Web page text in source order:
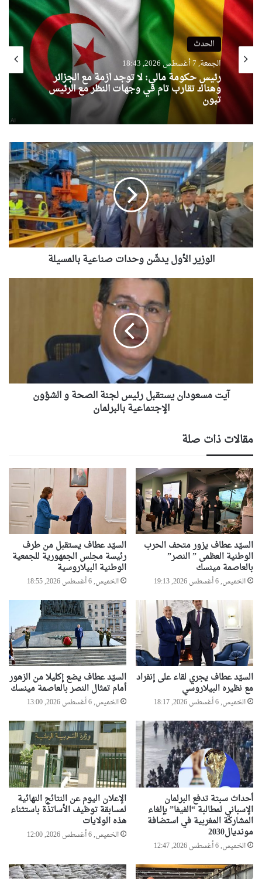
الحدث
الجمعة, 7 أغسطس 2026, 18:43
رئيس حكومة مالي: لا توجد أزمة مع الجزائر
وهناك تقارب تام في وجهات النظر مع الرئيس
تبون
الحدث
الجمعة, 7 أغسطس 2026, 16:49
المغرب يشعل أزمة دبلوماسية بين إسبانيا
وإيطاليا
الوزير
وحدات
صناعية
بالمسيلة
الوزير الأول يدشّن وحدات صناعية بالمسيلة
الإجتماعية
بالبرلمانآيت مسعودان يستقبل رئيس لجنة الصحة و الشؤون
الإجتماعية بالبرلمان
مقالات ذات صلة
السيّد عطاف يزور متحف الحرب
الوطنية العظمى ” النصر”
بالعاصمة مينسك
الخميس, 6 أغسطس 2026, 19:13
السيّد عطاف يستقبل من طرف
رئيسة مجلس الجمهورية للجمعية
الوطنية البيلاروسية
الخميس, 6 أغسطس 2026, 18:55
السيّد عطاف يجري لقاء على إنفراد
مع نظيره البيلاروسي
الخميس, 6 أغسطس 2026, 18:17
السيّد عطاف يضع إكليلا من الزهور
أمام تمثال النصر بالعاصمة مينسك
الخميس, 6 أغسطس 2026, 13:00
أحداث سبتة تدفع البرلمان
الإسباني لمطالبة “الفيفا” بإلغاء
المشاركة المغربية في استضافة
مونديال2030
الخميس, 6 أغسطس 2026, 12:47
الإعلان اليوم عن النتائج النهائية
لمسابقة توظيف الأساتذة باستثناء
هذه الولايات
الخميس, 6 أغسطس 2026, 12:00